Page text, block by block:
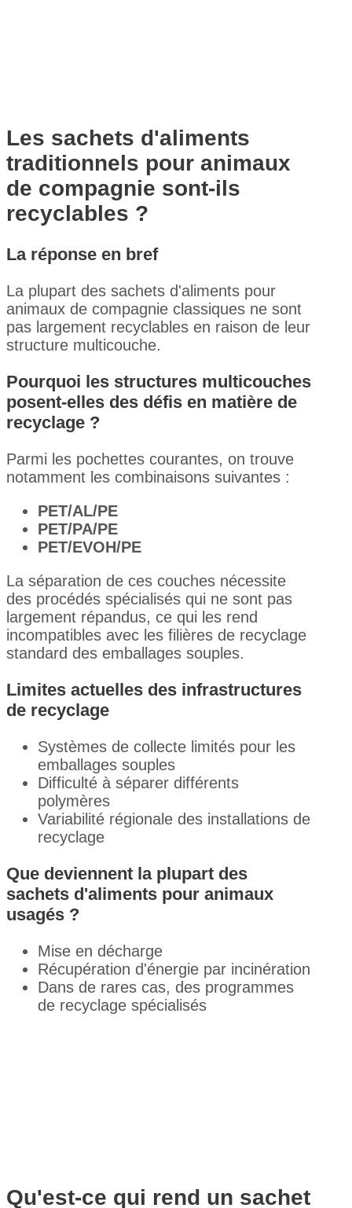
Les sachets d'aliments
traditionnels pour animaux
de compagnie sont-ils
recyclables ?
La réponse en bref
La plupart des sachets d'aliments pour
animaux de compagnie classiques ne sont
pas largement recyclables en raison de leur
structure multicouche.
Pourquoi les structures multicouches
posent-elles des défis en matière de
recyclage ?
Parmi les pochettes courantes, on trouve
notamment les combinaisons suivantes :
PET/AL/PE
PET/PA/PE
PET/EVOH/PE
La séparation de ces couches nécessite
des procédés spécialisés qui ne sont pas
largement répandus, ce qui les rend
incompatibles avec les filières de recyclage
standard des emballages souples.
Limites actuelles des infrastructures
de recyclage
Systèmes de collecte limités pour les
emballages souples
Difficulté à séparer différents
polymères
Variabilité régionale des installations de
recyclage
Que deviennent la plupart des
sachets d'aliments pour animaux
usagés ?
Mise en décharge
Récupération d'énergie par incinération
Dans de rares cas, des programmes
de recyclage spécialisés
Qu'est-ce qui rend un sachet